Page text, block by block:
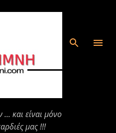
περιεχόμενο
και είναι μόνο
μας !!!